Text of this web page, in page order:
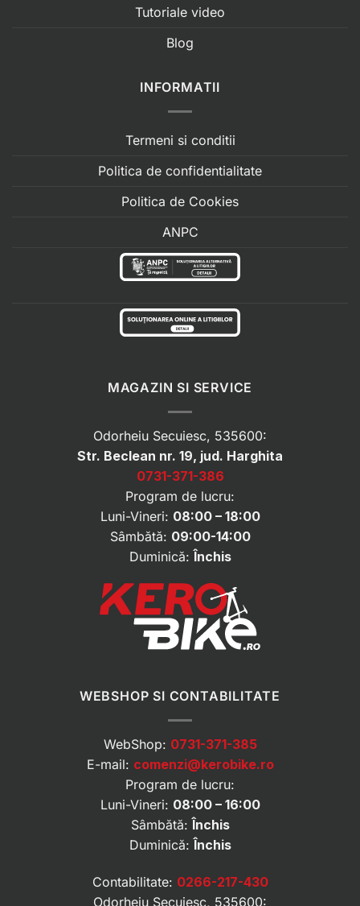
Tutoriale video
Blog
INFORMATII
Termeni si conditii
Politica de confidentialitate
Politica de Cookies
ANPC
MAGAZIN SI SERVICE
Odorheiu Secuiesc, 535600:
Str. Beclean nr. 19, jud. Harghita
0731-371-386
Program de lucru:
Luni-Vineri: 08:00 – 18:00
Sâmbătă: 09:00-14:00
Duminică:Închis
WEBSHOP SI CONTABILITATE
WebShop: 0731-371-385
E-mail: comenzi@kerobike.ro
Program de lucru:
Luni-Vineri: 08:00 – 16:00
Sâmbătă: Închis
Duminică: Închis
Contabilitate: 0266-217-430
Odorheiu Secuiesc, 535600: